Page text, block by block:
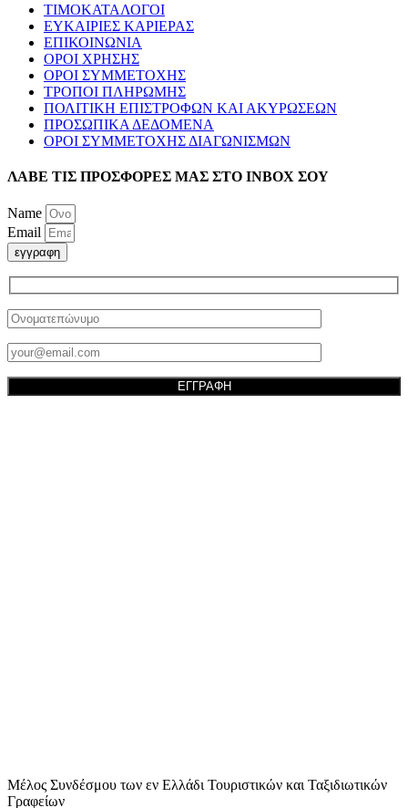
ΤΙΜΟΚΑΤΑΛΟΓΟΙ
ΕΥΚΑΙΡΙΕΣ ΚΑΡΙΕΡΑΣ
ΕΠΙΚΟΙΝΩΝΙΑ
ΟΡΟΙ ΧΡΗΣΗΣ
ΟΡΟΙ ΣΥΜΜΕΤΟΧΗΣ
ΤΡΟΠΟΙ ΠΛΗΡΩΜΗΣ
ΠΟΛΙΤΙΚΗ ΕΠΙΣΤΡΟΦΩΝ ΚΑΙ ΑΚΥΡΩΣΕΩΝ
ΠΡΟΣΩΠΙΚΑ ΔΕΔΟΜΕΝΑ
ΟΡΟΙ ΣΥΜΜΕΤΟΧΗΣ ΔΙΑΓΩΝΙΣΜΩΝ
ΛΑΒΕ ΤΙΣ ΠΡΟΣΦΟΡΕΣ ΜΑΣ ΣΤΟ ΙΝΒΟΧ ΣΟΥ
Name
Email
εγγραφη
Μέλος Συνδέσμου των εν Ελλάδι Τουριστικών και Ταξιδιωτικών
Γραφείων